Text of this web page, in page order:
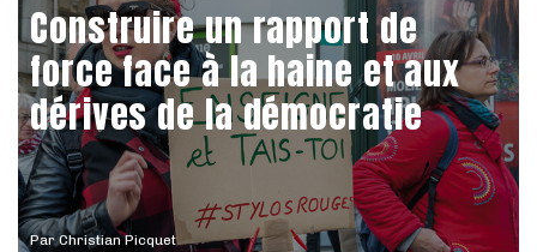
Par Christian Picquet
Construire un rapport de
force face à la haine et aux
dérives de la démocratie